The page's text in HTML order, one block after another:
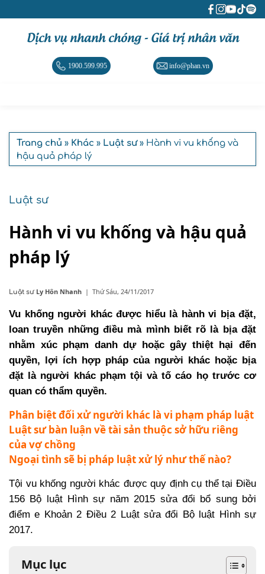
Dịch vụ nhanh chóng - Giá trị nhân văn
1900.599.995 info@phan.vn
Trang chủ » Khác » Luật sư» Hành vi vu khống và
hậu quả pháp lý
Luật sư
Hành vi vu khống và hậu quả
pháp lý
Luật sư Ly Hôn Nhanh | Thứ Sáu, 24/11/2017
Vu khống người khácđược hiểu là hành vi bịa đặt,
loan truyền những điều mà mình biết rõ là bịa đặt
nhằm xúc phạm danh dự hoặc gây thiệt hại đến
quyền, lợi ích hợp pháp của người khác hoặc bịa
đặt là người khác phạm tội và tố cáo họ trước cơ
quan có thẩm quyền.
Phân biệt đối xử người khác là vi phạm pháp luật
Luật sư bàn luận về tài sản thuộc sở hữu riêng
của vợ chồng
Ngoại tình sẽ bị pháp luật xử lý như thế nào?
Tội vu khống người khác được quy định cụ thể tại Điều
156 Bộ luật Hình sự năm 2015 sửa đổi bổ sung bởi
điểm e Khoản 2 Điều 2 Luật sửa đổi Bộ luật Hình sự
2017.
Mục lục